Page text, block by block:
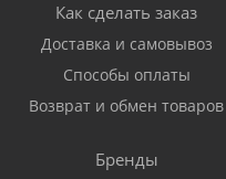
Как сделать заказ
Доставка и самовывоз
Способы оплаты
Возврат и обмен товаров
Бренды